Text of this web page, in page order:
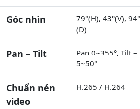
Góc nhìn
79°(H), 43°(V), 94°
(D)
Pan – Tilt
Pan 0~355°, Tilt –
5~50°
Chuẩn nén
video
H.265 / H.264